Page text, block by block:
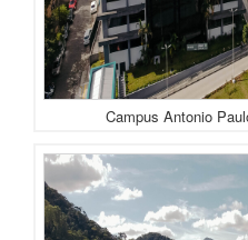
Campus Antonio